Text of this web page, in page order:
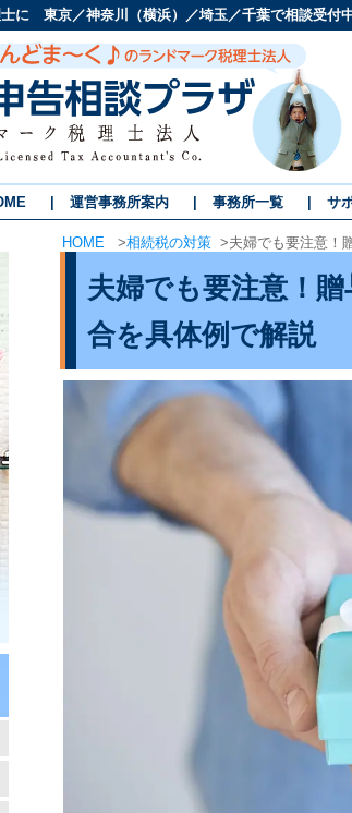
に 東京／神奈川（横浜）／埼玉／千葉で相談受付
運営事務所案内 事務所一覧 サ
HOME >相続税の対策 >夫婦でも要注意！
夫婦でも要注意！
合を具体例で解説